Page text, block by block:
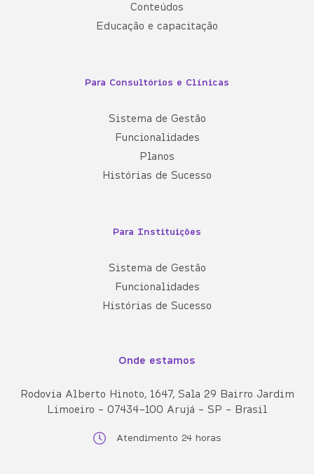
Conteúdos
Educação e capacitação
Para Consultórios e Clínicas
Sistema de Gestão
Funcionalidades
Planos
Histórias de Sucesso
Para Instituições
Sistema de Gestão
Funcionalidades
Histórias de Sucesso
Onde estamos
Rodovia Alberto Hinoto, 1647, Sala 29 Bairro Jardim
Limoeiro - 07434-100 Arujá - SP - Brasil
Atendimento 24 horas